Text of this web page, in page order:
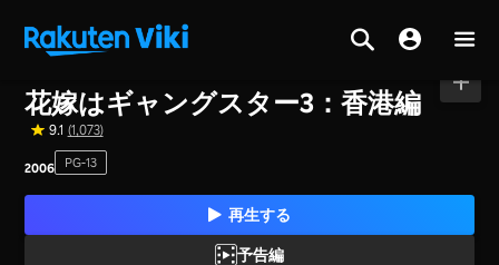
花嫁はギャングスター3：香港編
9.1 (1,073)
2006 PG-13
再生する
予告編